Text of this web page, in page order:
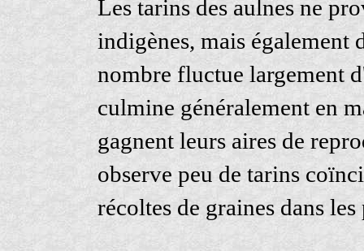
Les tarins des aulnes ne
indigènes, mais également
nombre fluctue largement
culmine généralement en
gagnent leurs aires de
observe peu de tarins
récoltes de graines dans